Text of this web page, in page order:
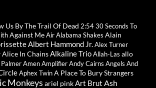
Us By The Trail Of Dead 2:5430 Seconds To
Against MeAirAlabama Shakes Alain
Albert Hammond Jr.Alex Turner
Alice In ChainsAlkaline TrioAllah-Las allo
AmenAmplifierAndy Cairns Angels And
Aphex TwinA Place To Bury Strangers
Monkeys ariel pinkArt Brut Ash